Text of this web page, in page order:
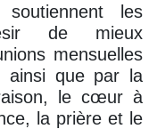
les
de mieux
mensuelles
ainsi que par la
le cœur à
la prière et le